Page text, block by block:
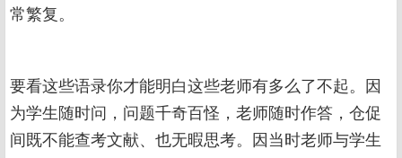
常繁复。
要看这些语录你才能明白这些老师有多么了不起。因
为学生随时问，问题千奇百怪，老师随时作答，仓促
间既不能查考文献、也无暇思考。因当时老师与学生